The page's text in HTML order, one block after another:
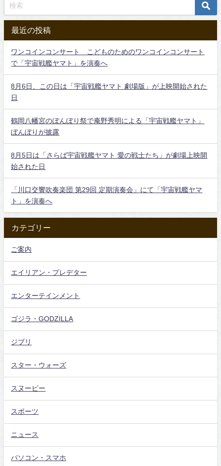
最近の投稿
ワンコインコンサート こどものためのワンコインコンサート
で「宇宙戦艦ヤマト」を演奏へ
8月6日、この日は「宇宙戦艦ヤマト 劇場版」が上映開始された
日
鶴岡八幡宮のぼんぼり祭で庵野秀明による「宇宙戦艦ヤマト」
ぼんぼりが披露
8月5日は「さらば宇宙戦艦ヤマト 愛の戦士たち」が劇場上映開
始された日
「川口交響吹奏楽団 第29回 定期演奏会」にて「宇宙戦艦ヤマ
ト」を演奏へ
カテゴリー
ご案内
エイリアン・プレデター
エンターテインメント
ゴジラ・GODZILLA
ジブリ
スター・ウォーズ
スヌーピー
スポーツ
ニュース
パソコン・スマホ